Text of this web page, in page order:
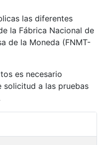
las diferentes
la Fábrica Nacional de
de la Moneda (FNMT-
es necesario
solicitud a las pruebas